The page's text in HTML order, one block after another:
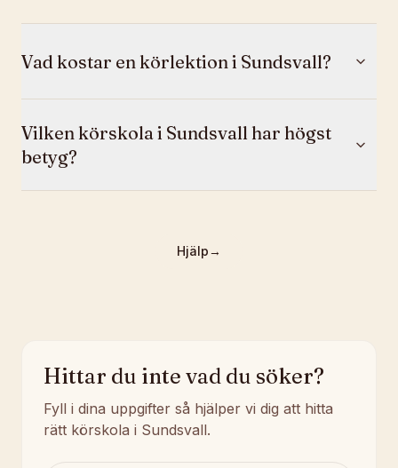
Vad kostar en körlektion i Sundsvall?
Vilken körskola i Sundsvall har högst
betyg?
Hjälp→
Hittar du inte vad du söker?
Fyll i dina uppgifter så hjälper vi dig att hitta
rätt körskola i Sundsvall.